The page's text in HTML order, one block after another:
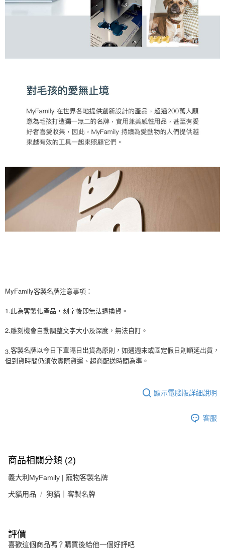
MyFamily客製名牌注意事項：
1.此為客製化產品，刻字後即無法退換貨。
2.雕刻機會自動調整文字大小及深度，無法自訂。
3.客製名牌以今日下單隔日出貨為原則，如遇週末或國定假日則順延出貨，
但到貨時間仍須依實際貨運、超商配送時間為準。
顯示電腦版詳細說明
客服
商品相關分類 (2)
義大利MyFamily | 寵物客製名牌
犬貓用品 狗貓｜客製名牌
評價
喜歡這個商品嗎？購買後給他一個好評吧